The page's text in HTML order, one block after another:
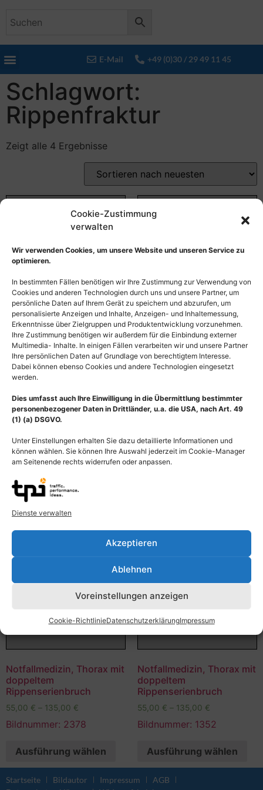
Cookie-Zustimmung
verwalten
Wir verwenden Cookies, um unsere Website und unseren Service zu
optimieren.
In bestimmten Fällen benötigen wir Ihre Zustimmung zur Verwendung von
Cookies und anderen Technologien durch uns und unsere Partner, um
persönliche Daten auf Ihrem Gerät zu speichern und abzurufen, um
personalisierte Anzeigen und Inhalte, Anzeigen- und Inhaltemessung,
Erkenntnisse über Zielgruppen und Produktentwicklung vorzunehmen.
Ihre Zustimmung benötigen wir außerdem für die Einbindung externer
Multimedia- Inhalte. In einigen Fällen verarbeiten wir und unsere Partner
Ihre persönlichen Daten auf Grundlage von berechtigtem Interesse.
Dabei können ebenso Cookies und andere Technologien eingesetzt
werden.
Dies umfasst auch Ihre Einwilligung in die Übermittlung bestimmter
personenbezogener Daten in Drittländer, u.a. die USA, nach Art. 49
(1) (a) DSGVO.
Unter Einstellungen erhalten Sie dazu detaillierte Informationen und
können wählen. Sie können Ihre Auswahl jederzeit im Cookie-Manager
am Seitenende rechts widerrufen oder anpassen.
Dienste verwalten
Akzeptieren
Ablehnen
Voreinstellungen anzeigen
Cookie-RichtlinieDatenschutzerklärungImpressum
E-Mail +49 (0)30 / 29 49 11 45
Schlagwort:
Rippenfraktur
Zeigt alle 4 Ergebnisse
Notfallmedizin, Thorax mit
55,00€–135,00€
Bildnummer: 4383
Ausführung wählen
55,00€ –135,00€
Ausführung wählen
Notfallmedizin, Thorax mit
doppeltem
Rippenserienbruch
55,00 € – 135,00 €
Bildnummer: 2378
Ausführung wählen
Notfallmedizin, Thorax mit
doppeltem
Rippenserienbruch
55,00 € – 135,00 €
Bildnummer: 1352
Ausführung wählen
Startseite Bildautor Impressum
AGB